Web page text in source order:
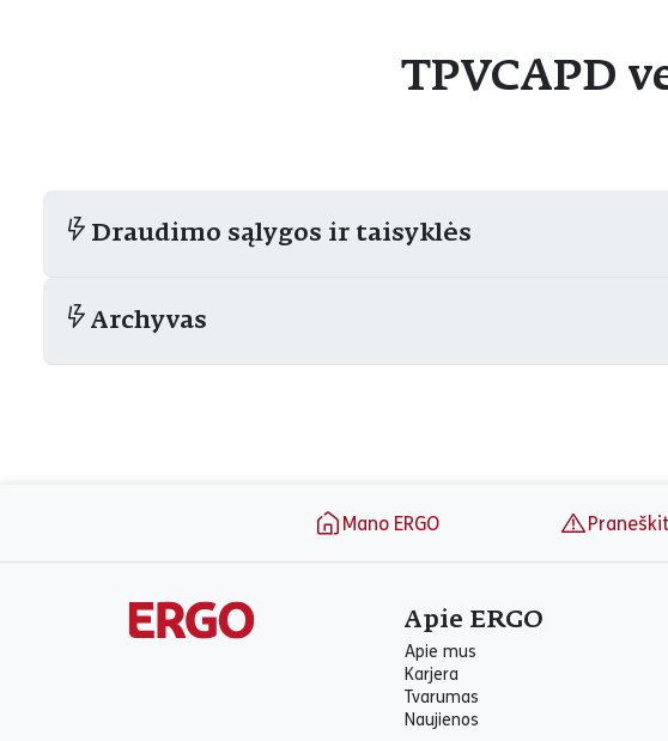
TPVCAPD
Draudimo sąlygos ir taisyklės
Archyvas
Puslapio apačiaMano ERGO
Apie ERGO
Apie mus
Karjera
Tvarumas
Naujienos